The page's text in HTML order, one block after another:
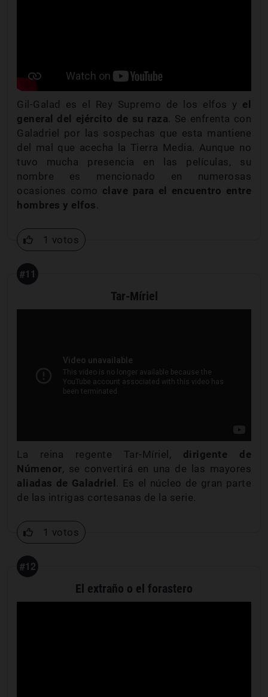
Gil-Galad es el Rey Supremo de los elfos y el
general del ejército de su raza. Se enfrenta con
Galadriel por las sospechas que esta mantiene
del mal que acecha la Tierra Media. Aunque no
tuvo mucha presencia en las películas, su
nombre es mencionado en numerosas
ocasiones como clave para el encuentro entre
hombres y elfos .
1 votos
#11
Tar-Míriel
La reina regente Tar-Míriel, dirigente de
Númenor, se convertirá en una de las mayores
aliadas de Galadriel . Es el núcleo de gran parte
de las intrigas cortesanas de la serie.
1 votos
#12
El extraño o el forastero